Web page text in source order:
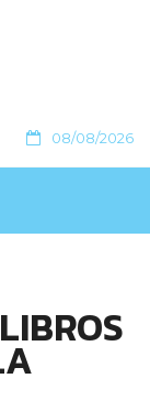
08/08/2026